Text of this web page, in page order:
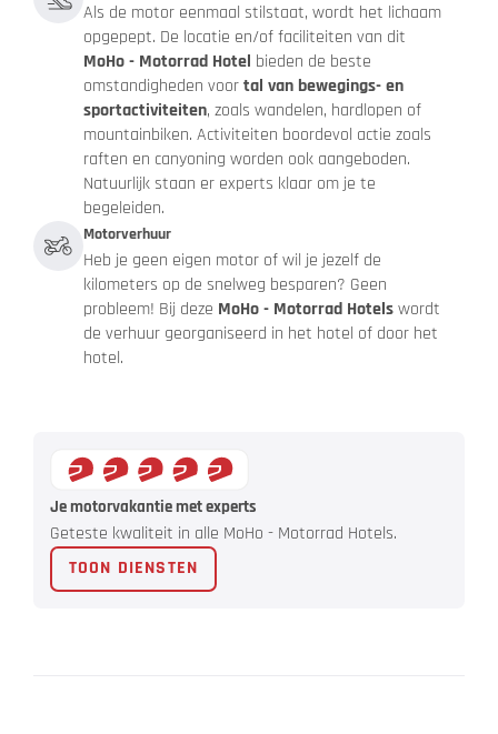
Als de motor eenmaal stilstaat, wordt het lichaam
opgepept. De locatie en/of faciliteiten van dit
MoHo - Motorrad Hotel bieden de beste
omstandigheden voortal van bewegings- en
sportactiviteiten, zoals wandelen, hardlopen of
mountainbiken. Activiteiten boordevol actie zoals
raften en canyoning worden ook aangeboden.
Natuurlijk staan er experts klaar om je te
begeleiden.
Motorverhuur
Heb je geen eigen motor of wil je jezelf de
kilometers op de snelweg besparen? Geen
probleem! Bij deze MoHo - Motorrad Hotelswordt
de verhuur georganiseerd in het hotel of door het
hotel.
Je motorvakantie met experts
Geteste kwaliteit in alle MoHo - Motorrad Hotels.
TOON DIENSTEN